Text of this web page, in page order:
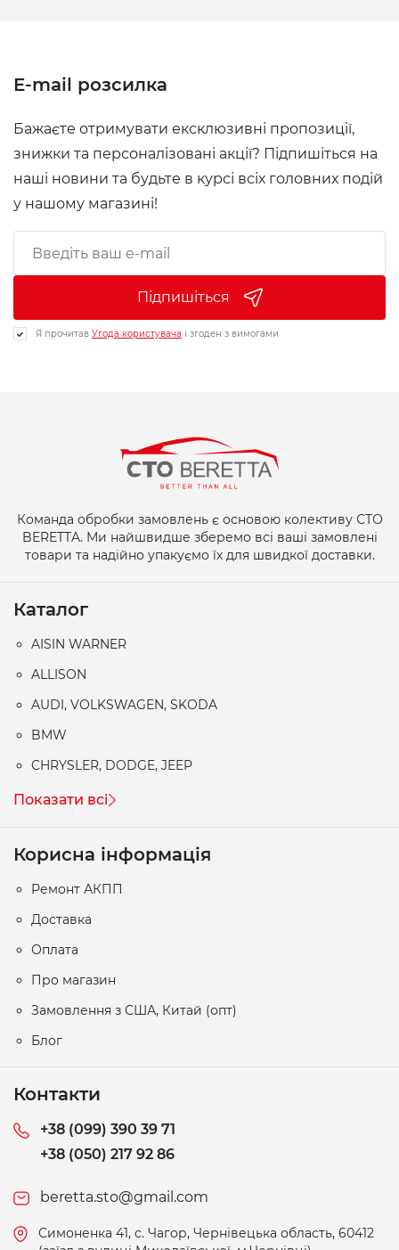
E-mail розсилка
Бажаєте отримувати ексклюзивні пропозиції,
знижки та персоналізовані акції? Підпишіться на
наші новини та будьте в курсі всіх головних подій
у нашому магазині!
Підпишіться
Я прочитав Угода користувача і згоден з вимогами
Команда обробки замовлень є основою колективу СТО
BERETTA. Ми найшвидше зберемо всі ваші замовлені
товари та надійно упакуємо їх для швидкої доставки.
Каталог
AISIN WARNER
ALLISON
AUDI, VOLKSWAGEN, SKODA
BMW
CHRYSLER, DODGE, JEEP
Показати всі
Корисна інформація
Ремонт АКПП
Доставка
Оплата
Про магазин
Замовлення з США, Китай (опт)
Блог
Контакти
+38 (099) 390 39 71
+38 (050) 217 92 86
beretta.sto@gmail.com
Симоненка 41, c. Чагор, Чернівецька область, 60412